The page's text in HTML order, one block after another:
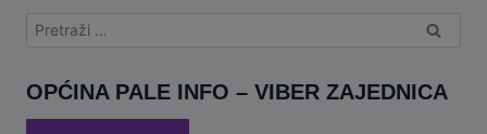
Pretraga:
OPĆINA PALE INFO – VIBER ZAJEDNICA